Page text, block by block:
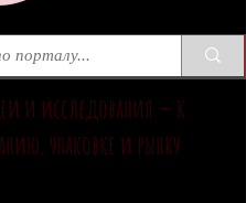
и исследования — к
упаковке и рынку